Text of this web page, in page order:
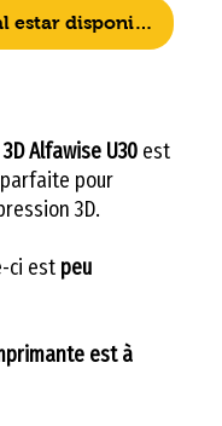
estar disponible
Alfawise U30 est
pour
3D.
ci est peu
est à